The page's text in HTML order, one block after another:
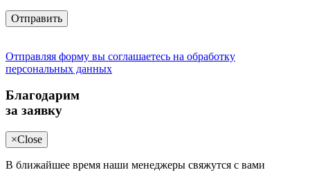
Отправить
Отправляя форму вы соглашаетесь на обработку
персональных данных
Благодарим
за заявку
×Close
В ближайшее время наши менеджеры свяжутся с вами